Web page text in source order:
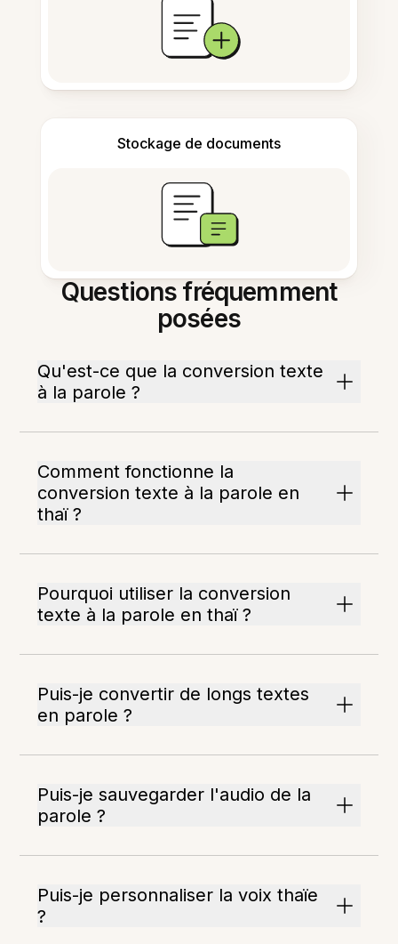
Stockage de documents
Questions fréquemment
posées
Qu'est-ce que la conversion texte
à la parole ?
Comment fonctionne la
conversion texte à la parole en
thaï ?
Pourquoi utiliser la conversion
texte à la parole en thaï ?
Puis-je convertir de longs textes
en parole ?
Puis-je sauvegarder l'audio de la
parole ?
Puis-je personnaliser la voix thaïe
?